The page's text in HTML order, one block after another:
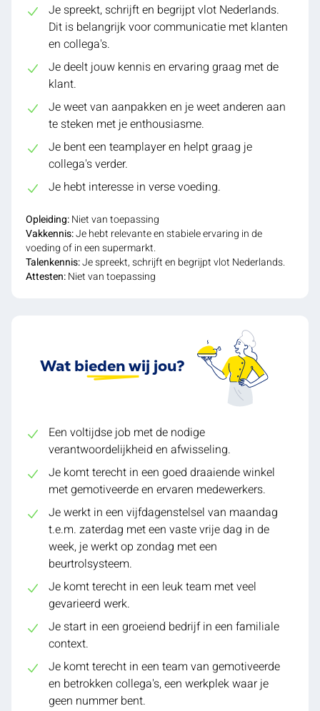
Je spreekt, schrijft en begrijpt vlot Nederlands.
Dit is belangrijk voor communicatie met klanten
en collega's.
Je deelt jouw kennis en ervaring graag met de
klant.
Je weet van aanpakken en je weet anderen aan
te steken met je enthousiasme.
Je bent een teamplayer en helpt graag je
collega's verder.
Je hebt interesse in verse voeding.
Opleiding:Niet van toepassing
Vakkennis:Je hebt relevante en stabiele ervaring in de
voeding of in een supermarkt.
Talenkennis:Je spreekt, schrijft en begrijpt vlot Nederlands.
Attesten:Niet van toepassing
Wat bieden wij jou?
Een voltijdse job met de nodige
verantwoordelijkheid en afwisseling.
Je komt terecht in een goed draaiende winkel
met gemotiveerde en ervaren medewerkers.
Je werkt in een vijfdagenstelsel van maandag
t.e.m. zaterdag met een vaste vrije dag in de
week, je werkt op zondag met een
beurtrolsysteem.
Je komt terecht in een leuk team met veel
gevarieerd werk.
Je start in een groeiend bedrijf in een familiale
context.
Je komt terecht in een team van gemotiveerde
en betrokken collega's, een werkplek waar je
geen nummer bent.